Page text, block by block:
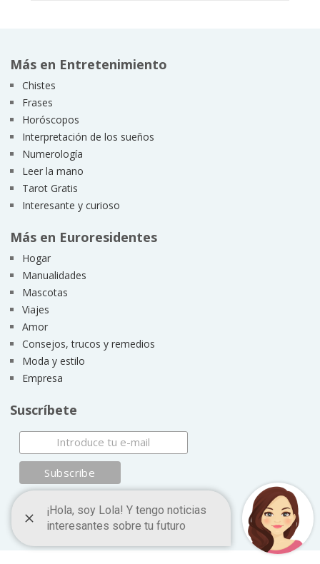
Más en Entretenimiento
Chistes
Frases
Horóscopos
Interpretación de los sueños
Numerología
Leer la mano
Tarot Gratis
Interesante y curioso
Más en Euroresidentes
Hogar
Manualidades
Mascotas
Viajes
Amor
Consejos, trucos y remedios
Moda y estilo
Empresa
Suscríbete